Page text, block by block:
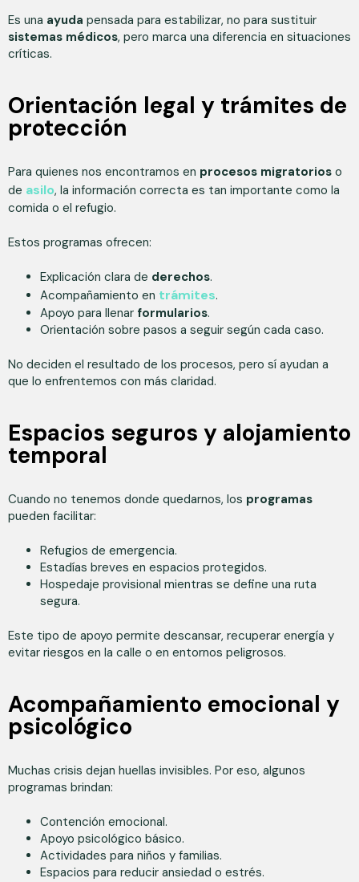
Es una ayuda pensada para estabilizar, no para sustituir
sistemas médicos, pero marca una diferencia en situaciones
críticas.
Orientación legal y trámites de
protección
Para quienes nos encontramos en procesos migratorios o
de asilo, la información correcta es tan importante como la
comida o el refugio.
Estos programas ofrecen:
Explicación clara de derechos.
Acompañamiento en trámites.
Apoyo para llenar formularios.
Orientación sobre pasos a seguir según cada caso.
No deciden el resultado de los procesos, pero sí ayudan a
que lo enfrentemos con más claridad.
Espacios seguros y alojamiento
temporal
Cuando no tenemos donde quedarnos, los programas
pueden facilitar:
Refugios de emergencia.
Estadías breves en espacios protegidos.
Hospedaje provisional mientras se define una ruta
segura.
Este tipo de apoyo permite descansar, recuperar energía y
evitar riesgos en la calle o en entornos peligrosos.
Acompañamiento emocional y
psicológico
Muchas crisis dejan huellas invisibles. Por eso, algunos
programas brindan:
Contención emocional.
Apoyo psicológico básico.
Actividades para niños y familias.
Espacios para reducir ansiedad o estrés.